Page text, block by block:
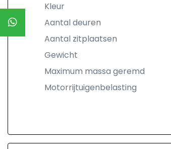
Kleur
Aantal deuren
Aantal zitplaatsen
Gewicht
Maximum massa geremd
Motorrijtuigenbelasting